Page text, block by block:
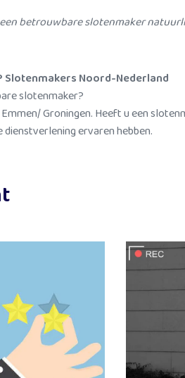
betrouwbare slotenmaker
Slotenmakers Noord-Nederland
slotenmaker?
Groningen. Heeft u een
ervaren hebben.